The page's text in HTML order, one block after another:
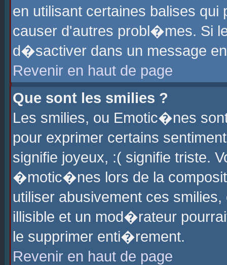
en utilisant certaines balises
causer d'autres probl�mes. Si
d�sactiver dans un message
Revenir en haut de page
Que sont les smilies ?
Les smilies, ou Emotic�nes
pour exprimer certains
signifie joyeux, :( signifie triste.
�motic�nes lors de la
utiliser abusivement ces
illisible et un mod�rateur
le supprimer enti�rement.
Revenir en haut de page